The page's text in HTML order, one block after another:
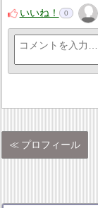
いいね！
0
プロフィール